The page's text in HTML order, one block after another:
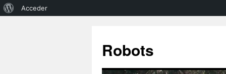
Acerca
Acceder
Robots